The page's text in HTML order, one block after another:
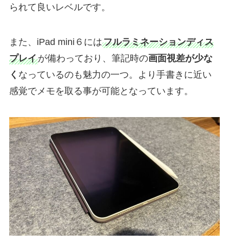
られて良いレベルです。
また、iPad mini６にはフルラミネーションディス
プレイが備わっており、筆記時の画面視差が少な
く なっているのも魅力の一つ。より手書きに近い
感覚でメモを取る事が可能となっています。